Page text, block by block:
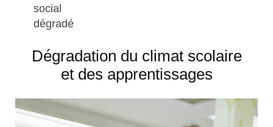
social
dégradé
Dégradation du climat scolaire
et des apprentissages